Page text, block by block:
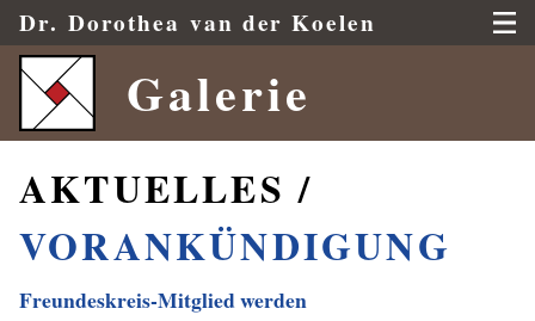
AKTUELLES /
VORANKÜNDIGUNG
Freundeskreis-Mitglied werden
Dr. Dorothea van der Koelen
Galerie